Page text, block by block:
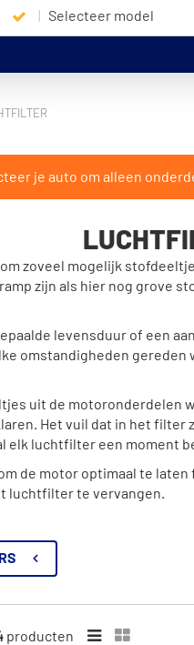
Selecteer model
je auto om alleen
zoveel mogelijk
zijn als hier nog grove
levensduur of een
omstandigheden
uit de motoronderdelen
Het vuil dat in het
elk luchtfilter een moment
de motor optimaal te
luchtfilter te vervangen.
producten